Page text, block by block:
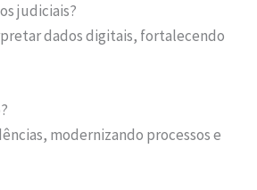
judiciais?
dados digitais, fortalecendo
modernizando processos e